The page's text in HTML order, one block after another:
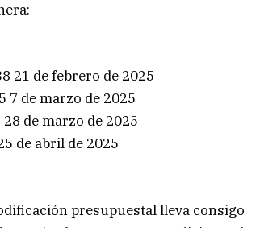
21 de febrero de 2025
7 de marzo de 2025
de marzo de 2025
de abril de 2025
presupuestal lleva consigo